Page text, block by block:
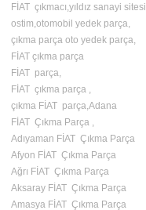
FİAT çıkmacı,yıldız sanayi sitesi
ostim,otomobil yedek parça,
çıkma parça oto yedek parça,
FİAT çıkma parça
FİAT parça,
FİAT çıkma parça ,
çıkma FİAT parça,Adana
FİAT Çıkma Parça ,
Adıyaman FİAT Çıkma Parça
Afyon FİAT Çıkma Parça
Ağrı FİAT Çıkma Parça
Aksaray FİAT Çıkma Parça
Amasya FİAT Çıkma Parça